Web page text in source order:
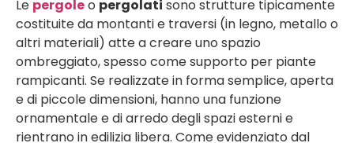
Le pergoleo pergolati sono strutture tipicamente
costituite da montanti e traversi (in legno, metallo o
altri materiali) atte a creare uno spazio
ombreggiato, spesso come supporto per piante
rampicanti. Se realizzate in forma semplice, aperta
e di piccole dimensioni, hanno una funzione
ornamentale e di arredo degli spazi esterni e
rientrano in edilizia libera. Come evidenziato dal